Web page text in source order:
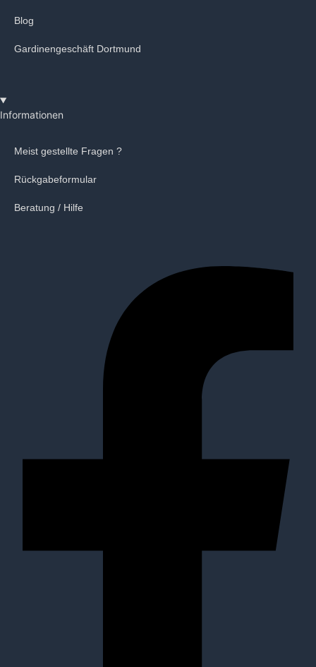
Blog
Gardinengeschäft Dortmund
Informationen
Meist gestellte Fragen ?
Rückgabeformular
Beratung / Hilfe